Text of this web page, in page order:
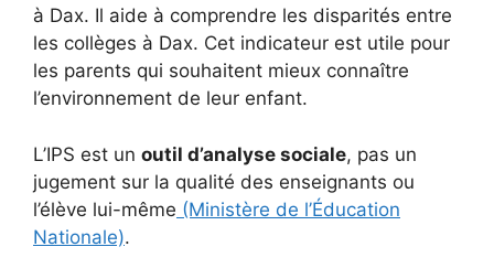
à Dax. Il aide à comprendre les disparités entre
les collèges à Dax. Cet indicateur est utile pour
les parents qui souhaitent mieux connaître
l’environnement de leur enfant.
L’IPS est un outil d’analyse sociale, pas un
jugement sur la qualité des enseignants ou
l’élève lui-même (Ministère de l’Éducation
Nationale).